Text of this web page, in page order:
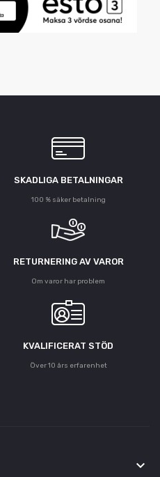
SKADLIGA BETALNINGAR
100 % säker betalning
RETURNERING AV VAROR
Om varor har problem
KVALIFICERAT STÖD
Över 10 års erfarenhet
keyboard_arrow_down